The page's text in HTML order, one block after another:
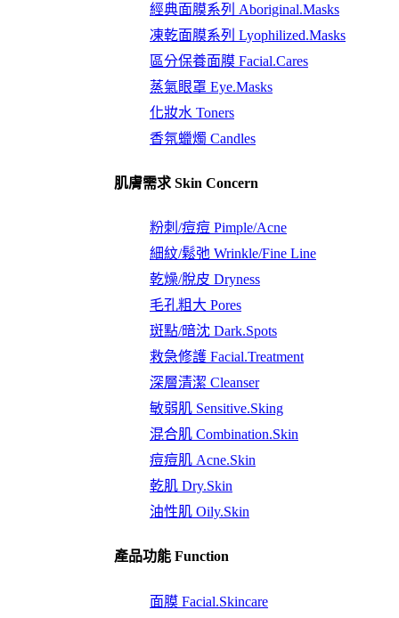
經典面膜系列 Aboriginal.Masks
凍乾面膜系列 Lyophilized.Masks
區分保養面膜 Facial.Cares
蒸氣眼罩 Eye.Masks
化妝水 Toners
香氛蠟燭 Candles
肌膚需求 Skin Concern
粉刺/痘痘 Pimple/Acne
細紋/鬆弛 Wrinkle/Fine Line
乾燥/脫皮 Dryness
毛孔粗大 Pores
斑點/暗沈 Dark.Spots
救急修護 Facial.Treatment
深層清潔 Cleanser
敏弱肌 Sensitive.Sking
混合肌 Combination.Skin
痘痘肌 Acne.Skin
乾肌 Dry.Skin
油性肌 Oily.Skin
產品功能 Function
面膜 Facial.Skincare